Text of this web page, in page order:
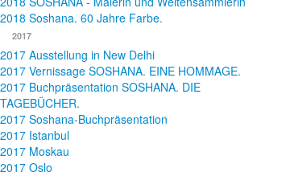
2018 Soshana. 60 Jahre Farbe.
2017
2017 Ausstellung in New Delhi
2017 Vernissage SOSHANA. EINE HOMMAGE.
2017 Buchpräsentation SOSHANA. DIE
TAGEBÜCHER.
2017 Soshana-Buchpräsentation
2017 Istanbul
2017 Moskau
2017 Oslo